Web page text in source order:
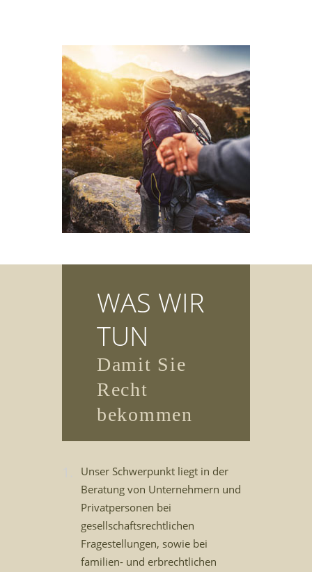
WAS WIR
TUN
Damit Sie
Recht
bekommen
Unser Schwerpunkt liegt in der
Beratung von Unternehmern und
Privatpersonen bei
gesellschaftsrechtlichen
Fragestellungen, sowie bei
familien- und erbrechtlichen